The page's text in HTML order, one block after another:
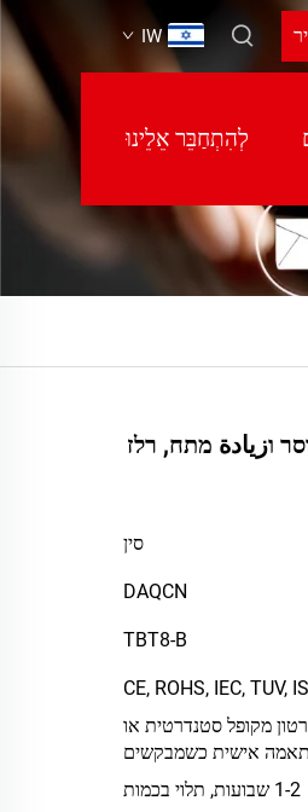
IW
לְהִתְחַבֵּר אֵלֵינוּ
וزيادة מתח, רלז
סין
DAQCN
TBT8-B
CE, ROHS, IEC, TUV,
מקופל סטנדרטית או
אישית כשמבקשים
1-2 שבועות, תלוי בכמות